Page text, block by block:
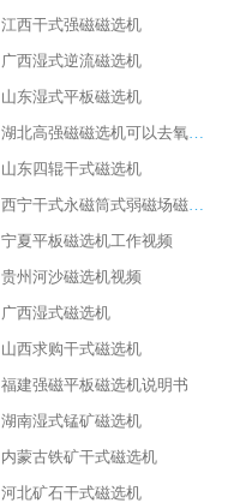
江西干式强磁磁选机
广西湿式逆流磁选机
山东湿式平板磁选机
湖北高强磁磁选机可以去氧化铝
山东四辊干式磁选机
西宁干式永磁筒式弱磁场磁选机结构图
宁夏平板磁选机工作视频
贵州河沙磁选机视频
广西湿式磁选机
山西求购干式磁选机
福建强磁平板磁选机说明书
湖南湿式锰矿磁选机
内蒙古铁矿干式磁选机
河北矿石干式磁选机